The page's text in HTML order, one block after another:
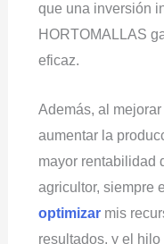
que una inversión
HORTOMALLAS
eficaz.
Además, al
aumentar la
mayor rentabilidad
agricultor, siempre
optimizarmis
resultados, y el